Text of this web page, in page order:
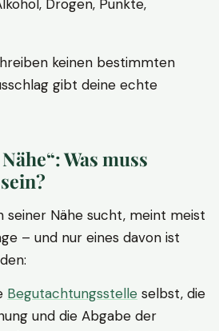
Drogen, Punkte,
keinen bestimmten
gibt deine echte
Was muss
seiner Nähe sucht, meint meist
– und nur eines davon ist
Begutachtungsstelle selbst, die
und die Abgabe der